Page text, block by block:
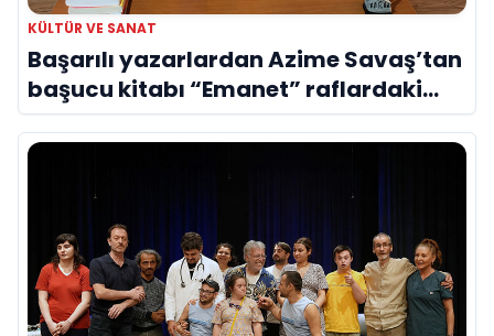
KÜLTÜR VE SANAT
Başarılı yazarlardan Azime Savaş’tan
başucu kitabı “Emanet” raflardaki
yerini aldı